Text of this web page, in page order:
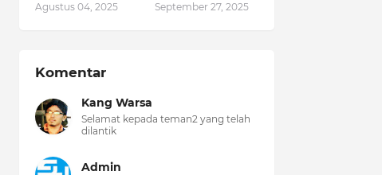
Agustus 04, 2025 September 27, 2025
Komentar
Kang Warsa
Selamat kepada teman2 yang telah
dilantik
Admin